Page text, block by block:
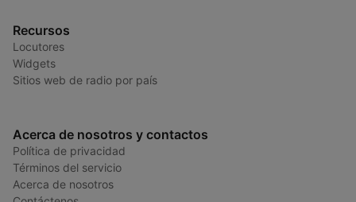
Recursos
Locutores
Widgets
Sitios web de radio por país
Acerca de nosotros y contactos
Política de privacidad
Términos del servicio
Acerca de nosotros